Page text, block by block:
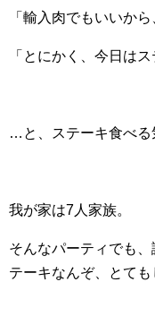
「輸入肉でもいいか
「とにかく、今日は
…と、ステーキ食べる
我が家は7人家族。
そんなパーティでも
テーキなんぞ、とても